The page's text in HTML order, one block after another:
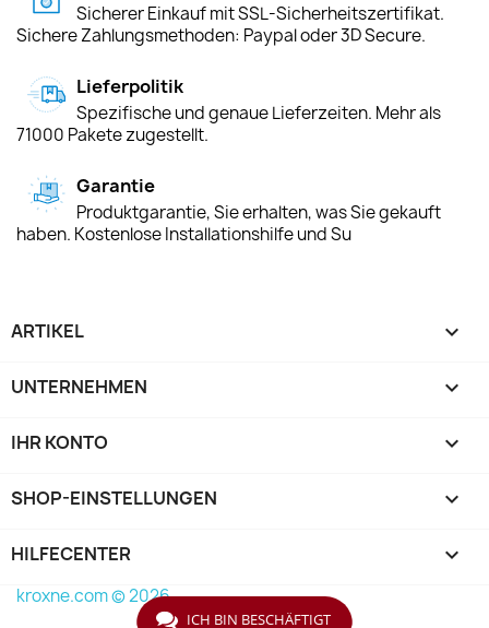
Sicherer Einkauf mit SSL-Sicherheitszertifikat.
Sichere Zahlungsmethoden: Paypal oder 3D Secure.
Lieferpolitik
Spezifische und genaue Lieferzeiten. Mehr als
71000 Pakete zugestellt.
Garantie
Produktgarantie, Sie erhalten, was Sie gekauft
haben. Kostenlose Installationshilfe und Su
ARTIKEL 
UNTERNEHMEN 
IHR KONTO 
SHOP-EINSTELLUNGEN keyboard_arrow_down
HILFECENTER 
kroxne.com © 2026
ICH BIN BESCHÄFTIGT